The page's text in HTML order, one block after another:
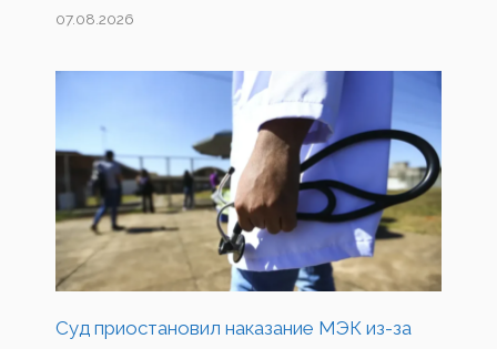
07.08.2026
Суд приостановил наказание МЭК из-за